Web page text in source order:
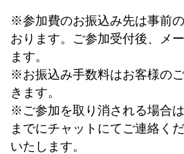
※参加費のお振込み先は事前
おります。ご参加受付後、メ
ます。
※お振込み手数料はお客様の
きます。
※ご参加を取り消される場合
までにチャットにてご連絡く
いたします。